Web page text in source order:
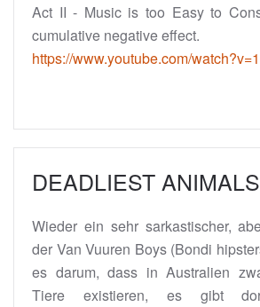
Act II - Music is too Easy to
cumulative negative effect.
https://www.youtube.com/
DEADLIEST
Wieder ein sehr sarkastischer,
der Van Vuuren Boys (Bondi
es darum, dass in Australien
Tiere existieren, es gibt